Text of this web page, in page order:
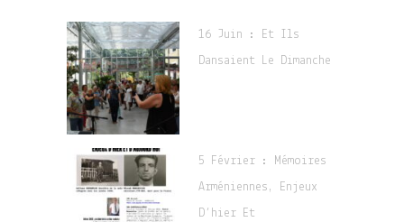
16 Juin : Et Ils
Dansaient Le Dimanche
5 Février : Mémoires
Arméniennes, Enjeux
D’hier Et